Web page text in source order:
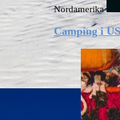
Nordamerika
Camping i